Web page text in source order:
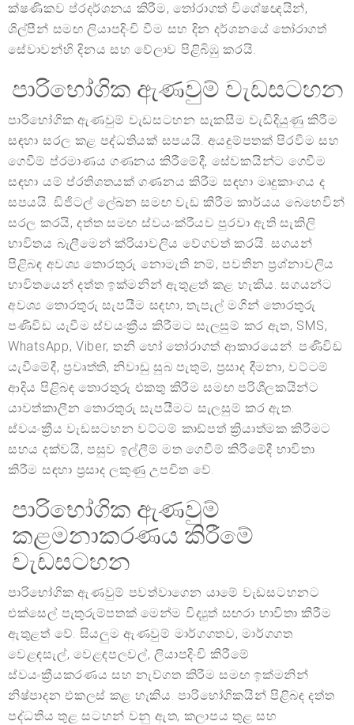
ක්ෂණිකව ප්රදර්ශනය කිරීම, තෝරාගත් විශේෂඥයින්,
ශිල්පීන් සමඟ ලියාපදිංචි වීම සහ දින දර්ශනයේ තෝරාගත්
සේවාවන්හි දිනය සහ වේලාව පිළිබිඹු කරයි.
පාරිභෝගික ඇණවුම් වැඩසටහන
පාරිභෝගික ඇණවුම් වැඩසටහන සැකසීම වැඩිදියුණු කිරීම
සඳහා සරල කළ පද්ධතියක් සපයයි. අයදුම්පතක් පිරවීම සහ
ගෙවීම් ප්රමාණය ගණනය කිරීමේදී, සේවකයින්ට ගෙවීම
සඳහා යම් ප්රතිශතයක් ගණනය කිරීම සඳහා මෘදුකාංගය ද
සපයයි. ඩිජිටල් ලේඛන සමඟ වැඩ කිරීම කාර්යය බෙහෙවින්
සරල කරයි, දත්ත සමඟ ස්වයංක්රීයව පුරවා ඇති සැකිලි
භාවිතය බැලීමෙන් ක්රියාවලිය වේගවත් කරයි. සගයන්
පිළිබඳ අවශ්‍ය තොරතුරු නොමැති නම්, පවතින ප්‍රශ්නාවලිය
භාවිතයෙන් දත්ත ඉක්මනින් ඇතුළත් කළ හැකිය. සගයන්ට
අවශ්‍ය තොරතුරු සැපයීම සඳහා, තැපැල් මගින් තොරතුරු
පණිවිඩ යැවීම ස්වයංක්‍රීය කිරීමට සැලසුම් කර ඇත, SMS,
WhatsApp, Viber, තනි හෝ තෝරාගත් ආකාරයෙන්. පණිවිඩ
යැවීමේදී, ප්‍රවෘත්ති, නිවාඩු සුබ පැතුම්, ප්‍රසාද දීමනා, වට්ටම්
ආදිය පිළිබඳ තොරතුරු එකතු කිරීම සමඟ පරිශීලකයින්ට
යාවත්කාලීන තොරතුරු සැපයීමට සැලසුම් කර ඇත.
ස්වයංක්‍රීය වැඩසටහන වට්ටම් කාඩ්පත් ක්‍රියාත්මක කිරීමට
සහය දක්වයි, පසුව ඉල්ලීම් මත ගෙවීම් කිරීමේදී භාවිතා
කිරීම සඳහා ප්‍රසාද ලකුණු උපචිත වේ.
පාරිභෝගික ඇණවුම්
කළමනාකරණය කිරීමේ
වැඩසටහන
පාරිභෝගික ඇණවුම් පවත්වාගෙන යාමේ වැඩසටහනට
එක්සෙල් පැතුරුම්පතක් මෙන්ම විද්‍යුත් සඟරා භාවිතා කිරීම
ඇතුළත් වේ. සියලුම ඇණවුම් මාර්ගගතව, මාර්ගගත
වෙළඳසැල්, වෙළඳපලවල්, ලියාපදිංචි කිරීමේ
ස්වයංක්‍රීයකරණය සහ නැව්ගත කිරීම සමඟ ඉක්මනින්
නිෂ්පාදන එකලස් කළ හැකිය. පාරිභෝගිකයින් පිළිබඳ දත්ත
පද්ධතිය තුළ සටහන් වනු ඇත, කලාපය තුළ සහ